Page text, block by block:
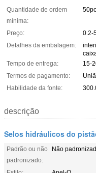
Quantidade de ordem
mínima:
Preço:
0.2-
Detalhes da embalagem:
Tempo de entrega:
15-
Termos de pagamento:
Habilidade da fonte:
descrição
Selos hidráulicos do
Padrão ou não
padronizado:
Não